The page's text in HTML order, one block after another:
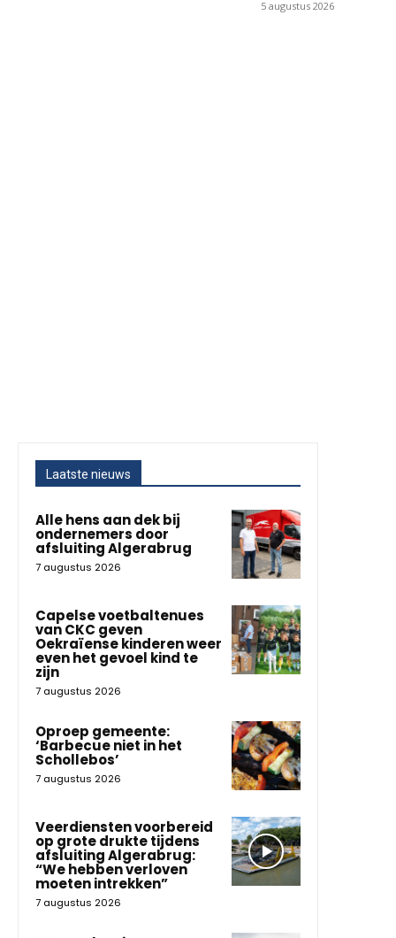
5 augustus 2026
Laatste nieuws
Alle hens aan dek bij
ondernemers door
afsluiting Algerabrug
7 augustus 2026
Capelse voetbaltenues
van CKC geven
Oekraïense kinderen weer
even het gevoel kind te
zijn
7 augustus 2026
Oproep gemeente:
‘Barbecue niet in het
Schollebos’
7 augustus 2026
Veerdiensten voorbereid
op grote drukte tijdens
afsluiting Algerabrug:
“We hebben verloven
moeten intrekken”
7 augustus 2026